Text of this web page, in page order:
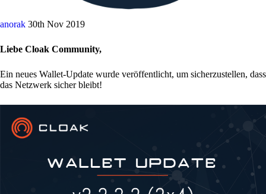
anorak 30th Nov 2019
Liebe Cloak Community,
Ein neues Wallet-Update wurde veröffentlicht, um sicherzustellen, dass
das Netzwerk sicher bleibt!